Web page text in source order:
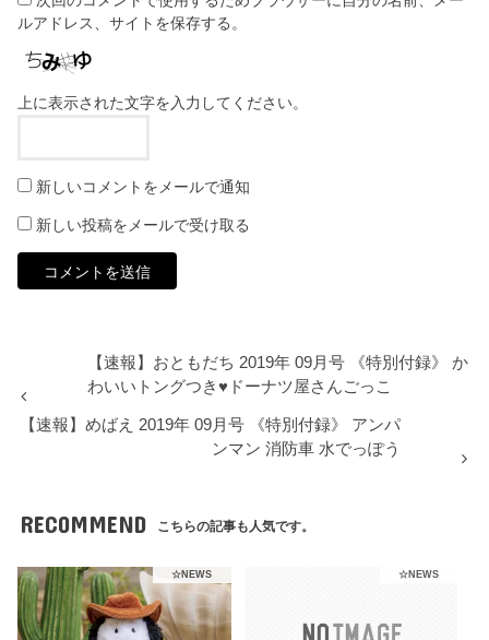
ルアドレス、サイトを保存する。
上に表示された文字を入力してください。
新しいコメントをメールで通知
新しい投稿をメールで受け取る
【速報】おともだち 2019年 09月号 《特別付録》 か
わいいトングつき♥ドーナツ屋さんごっこ
【速報】めばえ 2019年 09月号 《特別付録》 アンパ
ンマン 消防車 水でっぽう
RECOMMEND こちらの記事も人気です。
☆NEWS ☆NEWS